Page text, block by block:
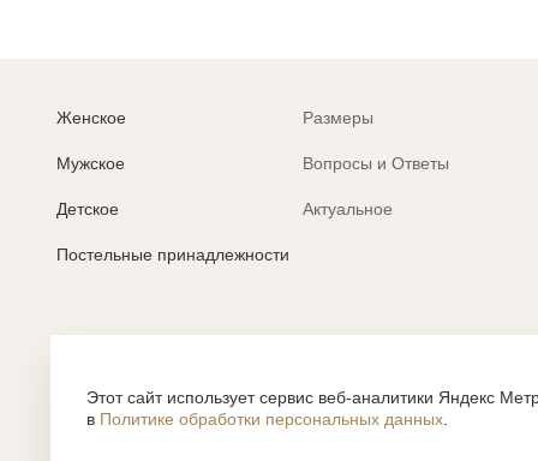
Женское
Мужское
Детское
Постельные принадлежности
Размеры
Вопросы и Ответы
Актуальное
Согласие на обработку персональных данных
Этот сайт использует сервис веб-аналитики Яндекс
в Политике обработки персональных данных